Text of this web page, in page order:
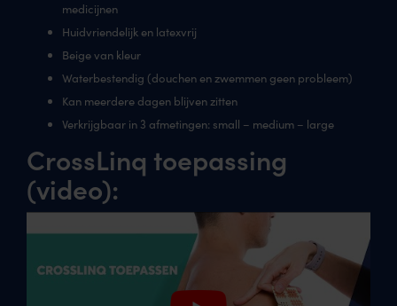
medicijnen
Huidvriendelijk en latexvrij
Beige van kleur
Waterbestendig (douchen en zwemmen geen probleem)
Kan meerdere dagen blijven zitten
Verkrijgbaar in 3 afmetingen: small – medium – large
CrossLinq toepassing
(video):